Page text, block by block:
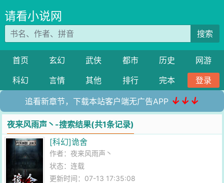
请看小说网
搜索
首页 玄幻 武侠 都市 历史
网游
科幻
言情 其他 排行 完本 登录
追看新章节，下载本站客户端无广告APP ↓↓↓
夜来风雨声丶-搜索结果(共1条记录)
[科幻]诡舍
作者：夜来风雨声丶
状态：连载
更新时间：07-13 17:35:08